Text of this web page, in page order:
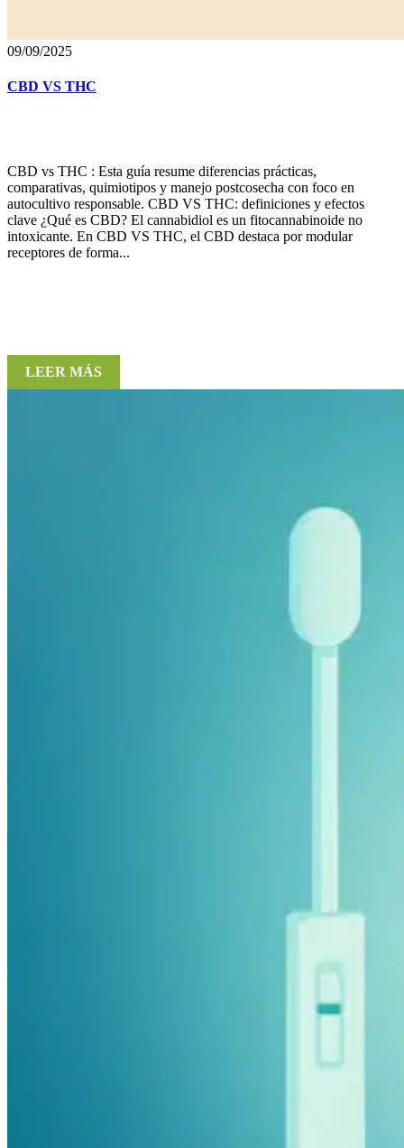
09/09/2025
CBD VS THC
CBD vs THC : Esta guía resume diferencias prácticas,
comparativas, quimiotipos y manejo postcosecha con foco en
autocultivo responsable. CBD VS THC: definiciones y efectos
clave ¿Qué es CBD? El cannabidiol es un fitocannabinoide no
intoxicante. En CBD VS THC, el CBD destaca por modular
receptores de forma...
LEER MÁS